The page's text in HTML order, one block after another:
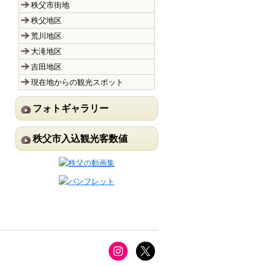
秩父市街地
秩父地区
荒川地区
大滝地区
吉田地区
現在地からの観光スポット
フォトギャラリー
秩父市入込観光客数値